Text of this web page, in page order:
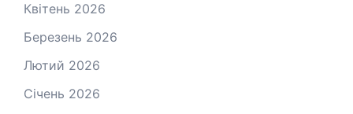
Квітень 2026
Березень 2026
Лютий 2026
Січень 2026